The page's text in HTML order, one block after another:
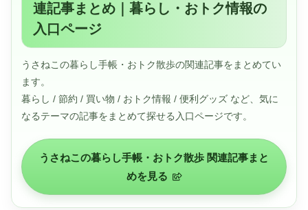
連記事まとめ｜暮らし・おトク情報の
入口ページ
うさねこの暮らし手帳・おトク散歩の関連記事をまとめてい
ます。
暮らし / 節約 / 買い物 / おトク情報 / 便利グッズ など、気に
なるテーマの記事をまとめて探せる入口ページです。
うさねこの暮らし手帳・おトク散歩 関連記事まと
めを見る